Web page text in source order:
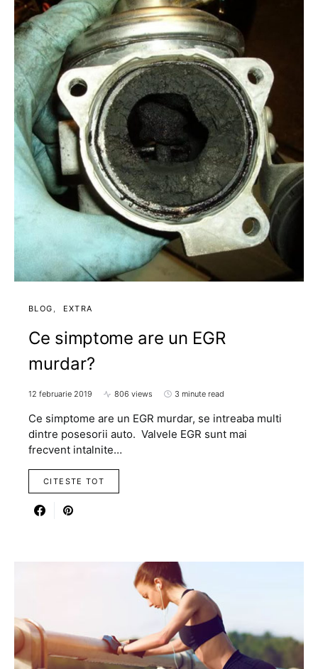
BLOG EXTRA
Ce simptome are un EGR
murdar?
12 februarie 2019 806 views 3 minute read
Ce simptome are un EGR murdar, se intreaba multi
dintre posesorii auto. Valvele EGR sunt mai
frecvent intalnite…
CITESTE TOT